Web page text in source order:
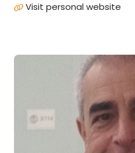
Visit personal website